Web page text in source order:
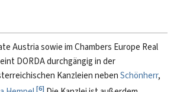
Austria sowie im Chambers Europe Real
DORDA durchgängig in der
Kanzleien nebenSchönherr,
[6]